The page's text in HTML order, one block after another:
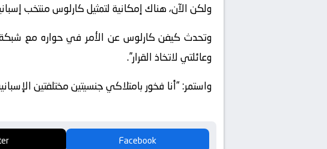
ولكن الآن، هناك إمكانية لتمثيل كارلوس منتخب إسبانيا بعد
وعائلتي لاتخاذ القرار”.
واستمر: “أنا فخور بامتلاكي جنسيتين مختلفتين
Facebook